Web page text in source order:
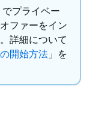
でプライベー
ファーをイン
詳細について
開始方法 」を